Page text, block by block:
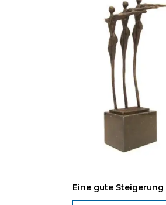
Eine gute Steigerung